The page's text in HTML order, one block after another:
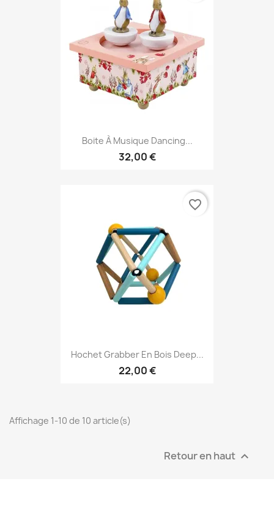
Boite À Musique Dancing...
32,00 €
Hochet Grabber En Bois Deep...
22,00 €
favorite_border
Affichage 1-10 de 10 article(s)
Retour en haut 